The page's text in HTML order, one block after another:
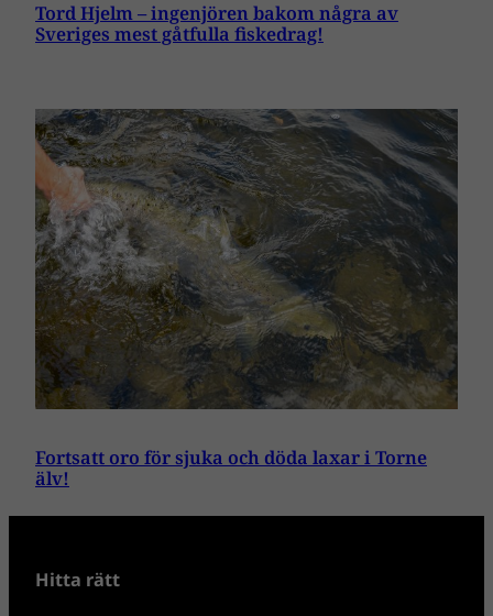
Tord Hjelm – ingenjören bakom några av
Sveriges mest gåtfulla fiskedrag!
Fortsatt oro för sjuka och döda laxar i Torne
älv!
Hitta rätt